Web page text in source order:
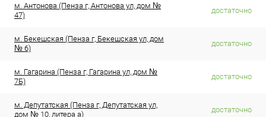
м. Антонова (Пенза г, Антонова ул, дом №
47)
достаточно
м. Бекешская (Пенза г, Бекешская ул, дом
№ 6)
достаточно
м. Гагарина (Пенза г, Гагарина ул, дом №
7Б)
достаточно
м. Депутатская (Пенза г, Депутатская ул,
дом № 10, литера а)
достаточно